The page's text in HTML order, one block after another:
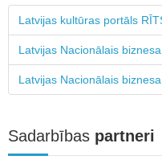
Latvijas kultūras portāls
Latvijas Nacionālais
Latvijas Nacionālais
Sadarbības partneri